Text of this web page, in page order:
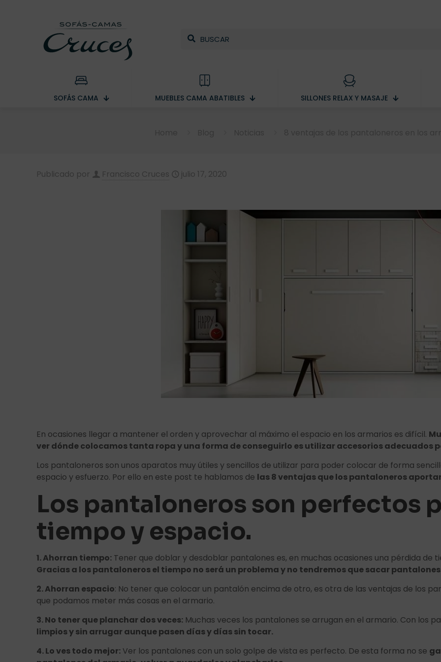
SOFÁS CAMA MUEBLES CAMA ABATIBLES SILLONES RELAX Y MASAJE
Publicado por Francisco Cruces julio 17, 2020
En ocasiones llegar a mantener el orden y aprovechar al máximo el espacio en los armarios es difícil.
ver dónde colocamos tanta ropa y una forma de conseguirlo es utilizar accesorios adecuados
Los pantaloneros son unos aparatos muy útiles y sencillos de utilizar para poder colocar de forma
espacio y esfuerzo. Por ello en este post te hablamos de las 8 ventajas que los pantaloneros
Los pantaloneros son perfectos
tiempo y espacio.
1. Ahorran tiempo: Tener que doblar y desdoblar pantalones es, en muchas ocasiones una pérdida de
Gracias a los pantaloneros el tiempo no será un problema y no tendremos que sacar
2. Ahorran espacio: No tener que colocar un pantalón encima de otro, es otra de las ventajas de los
que podamos meter más cosas en el armario.
3. No tener que planchar dos veces: Muchas veces los pantalones se arrugan en el armario. Con los
limpios y sin arrugar aunque pasen días y días sin tocar.
4. Lo ves todo mejor: Ver los pantalones con un solo golpe de vista es perfecto. De esta forma no se